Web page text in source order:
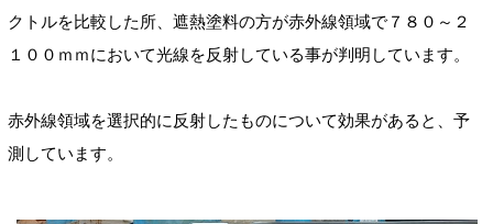
クトルを比較した所、遮熱塗料の方が赤外線領域で７８０～２
１００ｍｍにおいて光線を反射している事が判明しています。
赤外線領域を選択的に反射したものについて効果があると、予
測しています。